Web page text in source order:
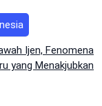
Ijen, Fenomena
yang Menakjubkan